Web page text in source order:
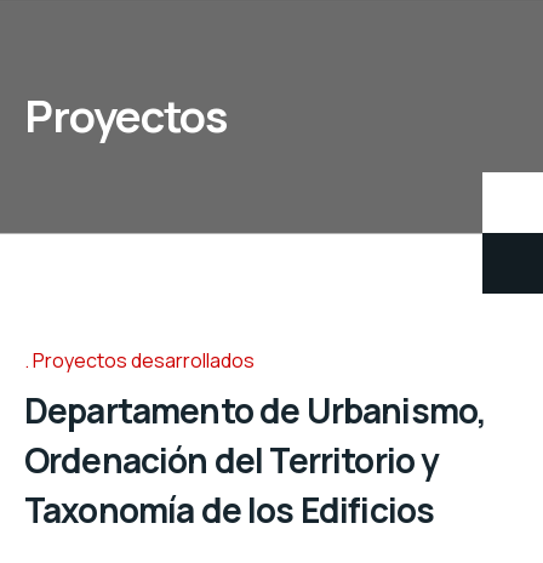
Proyectos
Proyectos desarrollados
Departamento de Urbanismo,
Ordenación del Territorio y
Taxonomía de los Edificios